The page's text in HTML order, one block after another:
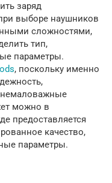
заряд
выборе наушников
сложностями,
тип,
параметры.
, поскольку именно
немаловажные
можно в
предоставляется
качество,
параметры.